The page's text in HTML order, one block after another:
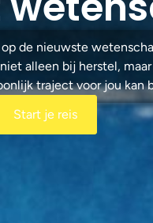
de nieuwste
alleen bij herstel,
traject voor jou kan
Start je reis